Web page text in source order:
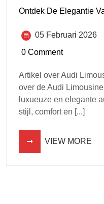
Ontdek De Elegantie
05 Februari 2026
0 Comment
Artikel over Audi
over de Audi
luxueuze en elegante
stijl, comfort en [...]
VIEW MORE